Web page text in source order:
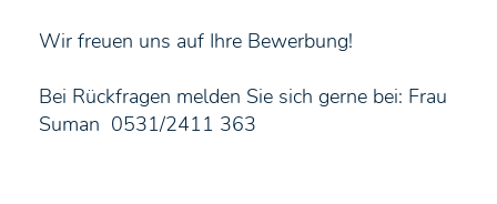
Wir freuen uns auf Ihre Bewerbung!
Bei Rückfragen melden Sie sich gerne bei: Frau
Suman 0531/2411 363